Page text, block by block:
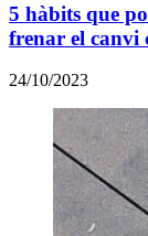
5 hàbits que
frenar el canvi
24/10/2023